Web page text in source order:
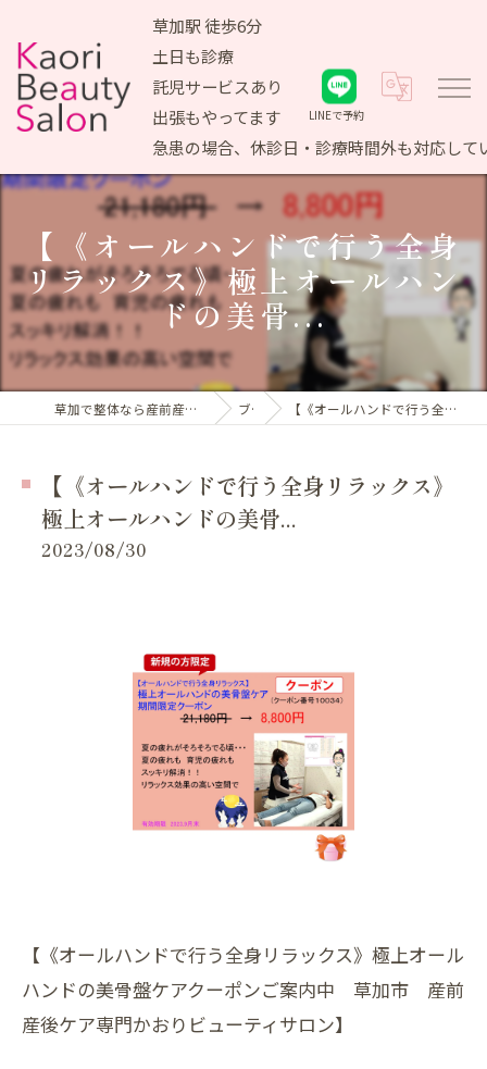
草加駅 徒歩6分
土日も診療
託児サービスあり
出張もやってます
急患の場合、休診日・診療時間外も対応して
LINEで予約
【《オールハンドで行う全身
リラックス》極上オールハン
ドの美骨...
草加で整体なら産前産後ケア専門 かおりビューティサロン ブログ 【《オールハンドで行う全身リラックス》極上オールハンドの美骨...
【《オールハンドで行う全身リラックス》
極上オールハンドの美骨...
2023/08/30
【《オールハンドで行う全身リラックス》極上オール
ハンドの美骨盤ケアクーポンご案内中 草加市 産前
産後ケア専門かおりビューティサロン】